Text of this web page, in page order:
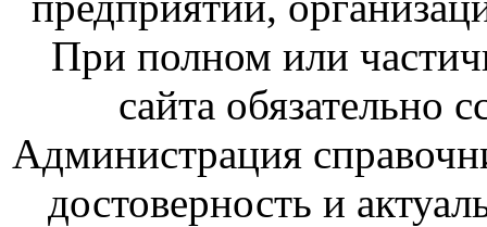
При полном или
сайта обязательно
Администрация
достоверность и